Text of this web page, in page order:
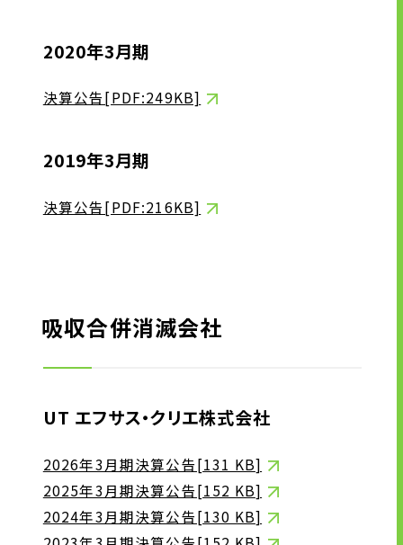
2020年3月期
決算公告[PDF:249KB]
2019年3月期
決算公告[PDF:216KB]
吸収合併消滅会社
UT エフサス・クリエ株式会社
2026年3月期決算公告[131 KB]
2025年3月期決算公告[152 KB]
2024年3月期決算公告[130 KB]